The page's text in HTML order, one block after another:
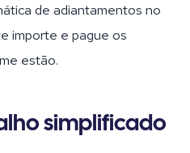
de adiantamentos no
importe e pague os
estão.
simplificado